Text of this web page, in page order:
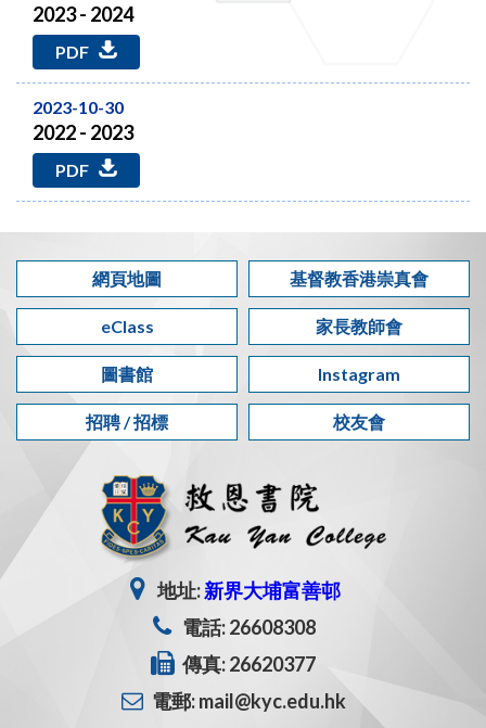
2023 - 2024
PDF
2023-10-30
2022 - 2023
PDF
網頁地圖 基督教香港崇真會
eClass 家長教師會
圖書館 Instagram
招聘 / 招標 校友會
地址:新界大埔富善邨
電話: 26608308
傳真: 26620377
電郵: mail@kyc.edu.hk